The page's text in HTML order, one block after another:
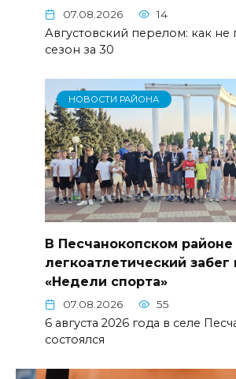
07.08.2026 14
Августовский перелом: как не
сезон за 30
НОВОСТИ РАЙОНА
В Песчанокопском
легкоатлетический забег
«Недели спорта»
07.08.2026 55
6 августа 2026 года в селе
состоялся